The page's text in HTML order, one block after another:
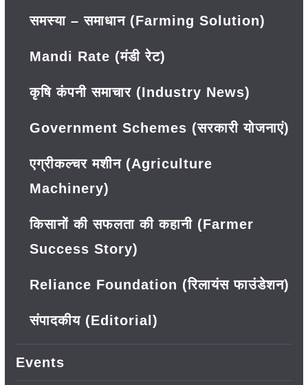
समस्या – समाधान (Farming Solution)
Mandi Rate (मंडी रेट)
कृषि कंपनी समाचार (Industry News)
Government Schemes (सरकारी योजनाएं)
एग्रीकल्चर मशीन (Agriculture
Machinery)
किसानों की सफलता की कहानी (Farmer
Success Story)
Reliance Foundation (रिलायंस फाउंडेशन)
संपादकीय (Editorial)
Events